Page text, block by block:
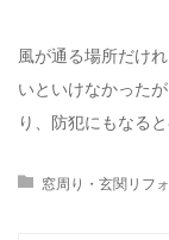
風が通る場所だけ
いといけなかった
り、防犯にもなる
窓周り・玄関リフ